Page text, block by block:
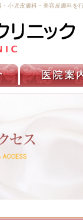
小児皮膚科・美容皮膚科